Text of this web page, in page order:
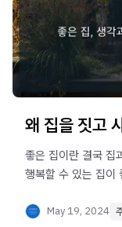
왜 집을 짓고
좋은 집이란 결국 집
행복할 수 있는 집이
May 19, 2024